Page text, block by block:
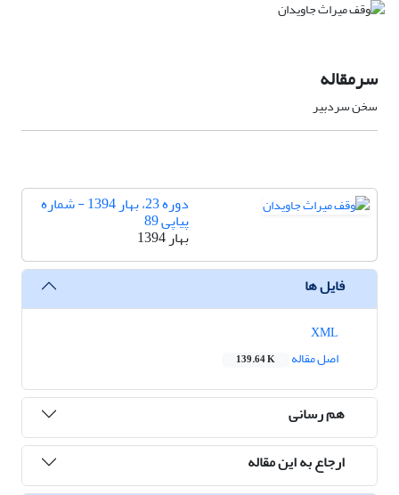
سرمقاله
سخن سردبیر
دوره 23، بهار 1394 - شماره
پیاپی 89
بهار 1394
فایل ها
اصل مقاله
139.64 K
هم رسانی
ارجاع به این مقاله